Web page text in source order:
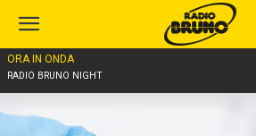
ORA IN ONDA
RADIO BRUNO NIGHT
Home